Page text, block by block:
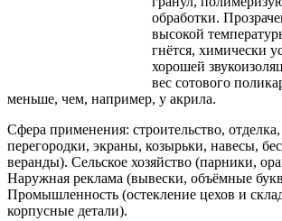
обработки.
высокой
гнётся, химически
хорошей
вес сотового
меньше, чем, например, у акрила.
Сфера применения: строительство,
перегородки, экраны, козырьки, навесы,
веранды). Сельское хозяйство (парники,
Наружная реклама (вывески, объёмные
Промышленность (остекление цехов и
корпусные детали).